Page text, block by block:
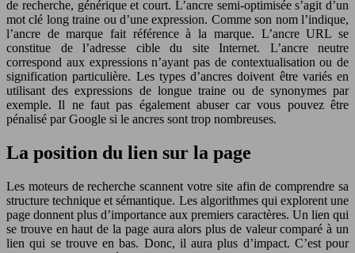
de recherche, générique et court. L’ancre semi-optimisée s’agit d’un
mot clé long traine ou d’une expression. Comme son nom l’indique,
l’ancre de marque fait référence à la marque. L’ancre URL se
constitue de l’adresse cible du site Internet. L’ancre neutre
correspond aux expressions n’ayant pas de contextualisation ou de
signification particulière. Les types d’ancres doivent être variés en
utilisant des expressions de longue traine ou de synonymes par
exemple. Il ne faut pas également abuser car vous pouvez être
pénalisé par Google si le ancres sont trop nombreuses.
La position du lien sur la page
Les moteurs de recherche scannent votre site afin de comprendre sa
structure technique et sémantique. Les algorithmes qui explorent une
page donnent plus d’importance aux premiers caractères. Un lien qui
se trouve en haut de la page aura alors plus de valeur comparé à un
lien qui se trouve en bas. Donc, il aura plus d’impact. C’est pour